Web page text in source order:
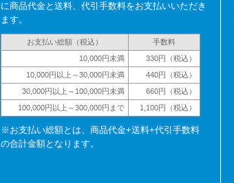
に商品代金と送料、代引手数料をお支払いいただき
ます。
お支払い総額（税込）
手数料
10,000円未満
330円（税込）
10,000円以上～30,000円未満
440円（税込）
30,000円以上～100,000円未満
660円（税込）
100,000円以上～300,000円まで
1,100円（税込）
※お支払い総額とは、商品代金+送料+代引手数料
の合計金額となります。